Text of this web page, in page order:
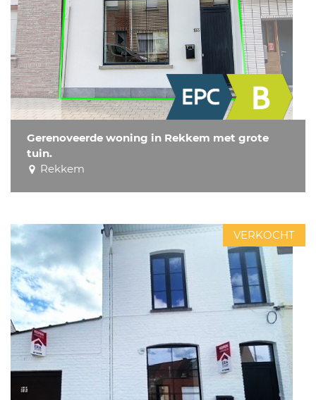
Gerenoveerde woning in Rekkem met grote
tuin.
Rekkem
VERKOCHT